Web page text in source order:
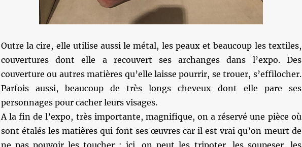
Outre la cire, elle utilise aussi le métal, les peaux et beaucoup les textiles,
couvertures dont elle a recouvert ses archanges dans l’expo. Des
couverture ou autres matières qu’elle laisse pourrir, se trouer, s’effilocher.
Parfois aussi, beaucoup de très longs cheveux dont elle pare ses
personnages pour cacher leurs visages.
A la fin de l’expo, très importante, magnifique, on a réservé une pièce où
sont étalés les matières qui font ses œuvres car il est vrai qu’on meurt de
ne pas pouvoir les toucher : ici, on peut les tripoter, les soupeser, les